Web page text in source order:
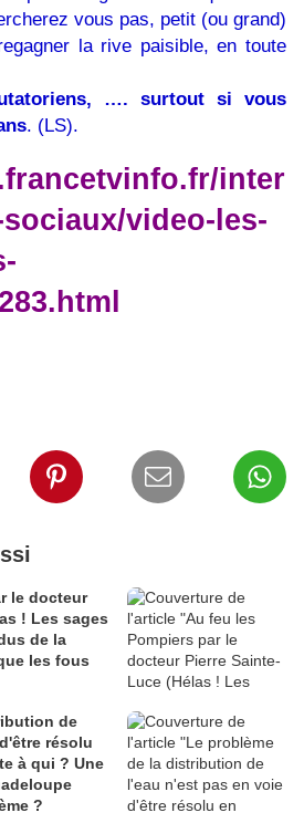
vous pas, petit (ou grand)
la rive paisible, en toute
…. surtout si vous
. (LS).
inter
video-les-
le docteur
! Les sages
de la
les fous
de
résolu
à qui ? Une
?